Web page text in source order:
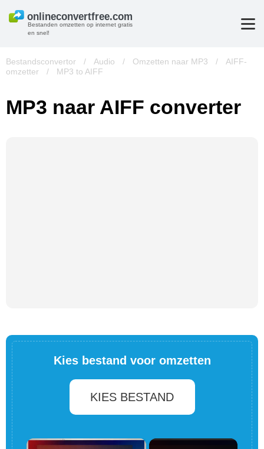
Bestanden omzetten op internet gratis
en snel!
Bestandsconvertor / Audio / Omzetten naar MP3 /
AIFF-
omzetter
/ MP3 to AIFF
MP3 naar AIFF converter
Kies bestand voor omzetten
KIES BESTAND
×